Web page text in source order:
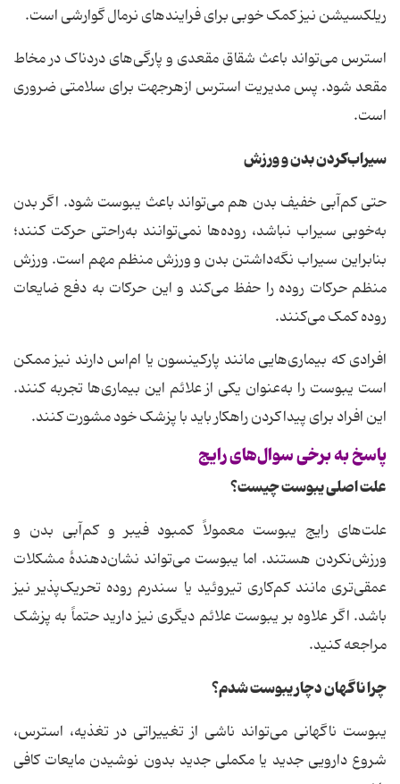
ریلکسیشن نیز کمک خوبی برای فرایندهای نرمال گوارشی است.
استرس می‌تواند باعث شقاق مقعدی و پارگی‌های دردناک در مخاط
مقعد شود. پس مدیریت استرس ازهرجهت برای سلامتی ضروری
است.
سیراب‌کردن بدن و ورزش
حتی کم‌آبی خفیف بدن هم می‌تواند باعث یبوست شود. اگر بدن
به‌خوبی سیراب نباشد، روده‌ها نمی‌توانند به‌راحتی حرکت کنند؛
بنابراین سیراب نگه‌داشتن بدن و ورزش منظم مهم است. ورزش
منظم حرکات روده را حفظ می‌کند و این حرکات به دفع ضایعات
روده کمک می‌کنند.
افرادی که بیماری‌هایی مانند پارکینسون یا ام‌اس دارند نیز ممکن
است یبوست را به‌عنوان یکی از علائم این بیماری‌ها تجربه کنند.
این افراد برای پیداکردن راهکار باید با پزشک خود مشورت کنند.
پاسخ به برخی سوال‌های رایج
علت اصلی یبوست چیست؟
علت‌های رایج یبوست معمولاً کمبود فیبر و کم‌آبی بدن و
ورزش‌نکردن هستند. اما یبوست می‌تواند نشان‌دهندهٔ مشکلات
عمقی‌تری مانند کم‌کاری تیروئید یا سندرم روده تحریک‌پذیر نیز
باشد. اگر علاوه بر یبوست علائم دیگری نیز دارید حتماً به پزشک
مراجعه کنید.
چرا ناگهان دچار یبوست شدم؟
یبوست ناگهانی می‌تواند ناشی از تغییراتی در تغذیه، استرس،
شروع دارویی جدید یا مکملی جدید بدون نوشیدن مایعات کافی